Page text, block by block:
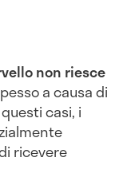
non riesce
a causa di
casi, i
ricevere